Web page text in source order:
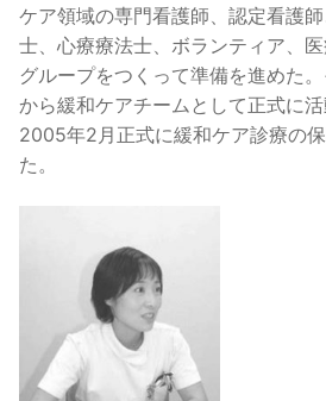
ケア領域の専門看護師、認定看護
士、心療療法士、ボランティア、
グループをつくって準備を進めた
から緩和ケアチームとして正式に活
2005年2月正式に緩和ケア診療の
た。